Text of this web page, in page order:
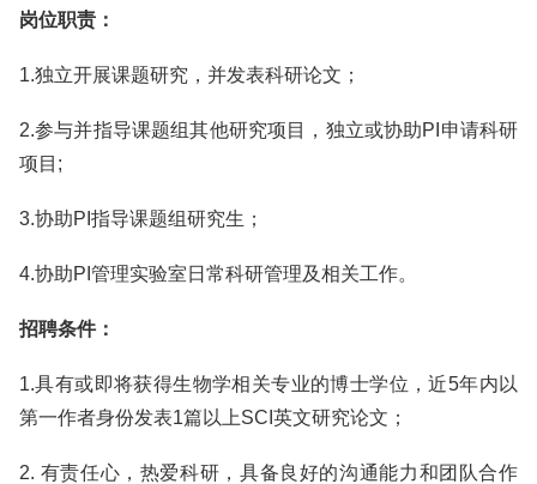
岗位职责：
1.独立开展课题研究，并发表科研论文；
2.参与并指导课题组其他研究项目，独立或协助PI申请科研
项目;
3.协助PI指导课题组研究生；
4.协助PI管理实验室日常科研管理及相关工作。
招聘条件：
1.具有或即将获得生物学相关专业的博士学位，近5年内以
第一作者身份发表1篇以上SCI英文研究论文；
2. 有责任心，热爱科研，具备良好的沟通能力和团队合作